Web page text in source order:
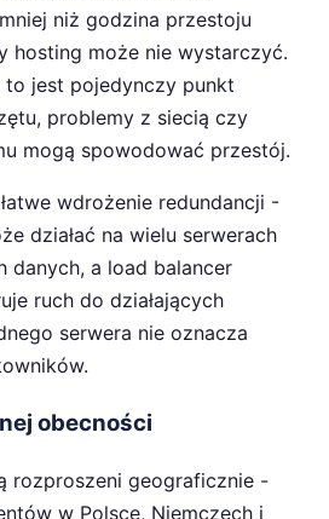
niż godzina przestoju
hosting może nie wystarczyć.
to jest pojedynczy punkt
problemy z siecią czy
mogą spowodować przestój.
wdrożenie redundancji -
działać na wielu serwerach
danych, a load balancer
ruch do działających
serwera nie oznacza
obecności
rozproszeni geograficznie -
w Polsce, Niemczech i